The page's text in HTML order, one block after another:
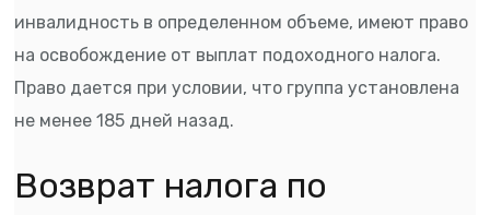
инвалидность в определенном объеме, имеют право
на освобождение от выплат подоходного налога.
Право дается при условии, что группа установлена
не менее 185 дней назад.
Возврат налога по